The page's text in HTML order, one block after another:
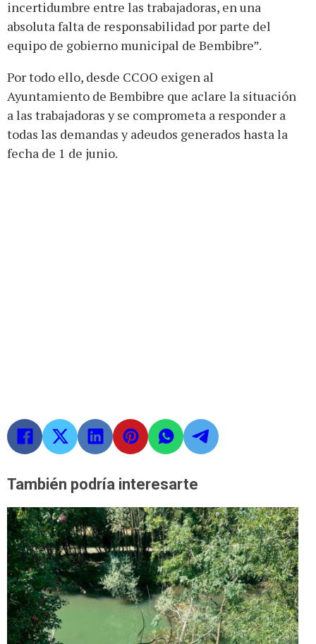
incertidumbre entre las trabajadoras, en una
absoluta falta de responsabilidad por parte del
equipo de gobierno municipal de Bembibre”.
Por todo ello, desde CCOO exigen al
Ayuntamiento de Bembibre que aclare la situación
a las trabajadoras y se comprometa a responder a
todas las demandas y adeudos generados hasta la
fecha de 1 de junio.
También podría interesarte